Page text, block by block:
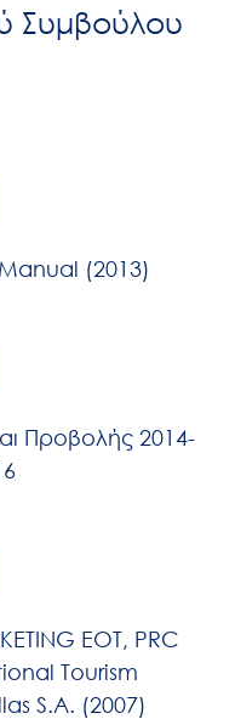
Συμβούλου
(2013)
Προβολής 2014-
EOT, PRC
Tourism
S.A. (2007)